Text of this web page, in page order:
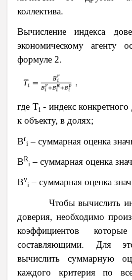
коллектива.
Вычисление индекса
экономическому агенту
формуле 2.
где Ti - индекс
к объекту, в долях;
Вr
i – суммарная оценка
BR
i – суммарная оценка
Bv
i – суммарная оценка
Чтобы вычислить
доверия, необходимо
коэффициентов
составляющими. Для
вычислить суммарную
каждого критерия по